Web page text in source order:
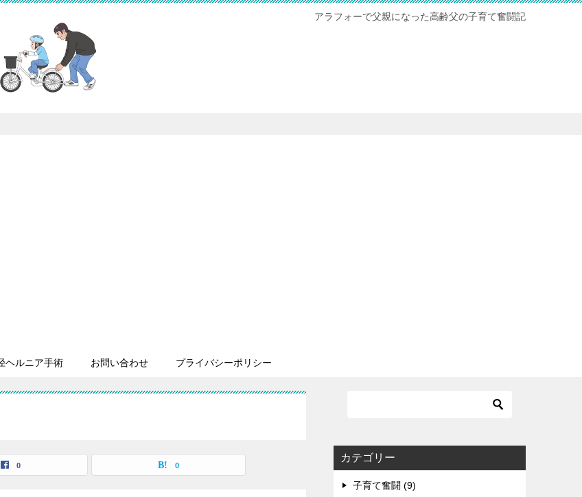
アラフォーで父親になった高齢父の子育て奮闘記
ヘルニア手術 お問い合わせ プライバシーポリシー
0 0
カテゴリー
子育て奮闘 (9)